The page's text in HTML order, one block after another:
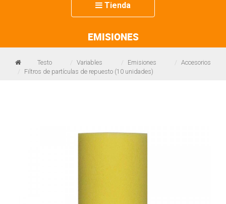
Tienda
navigation
EMISIONES
Testo Variables Emisiones
Accesorios
Filtros de partículas de repuesto (10 unidades)